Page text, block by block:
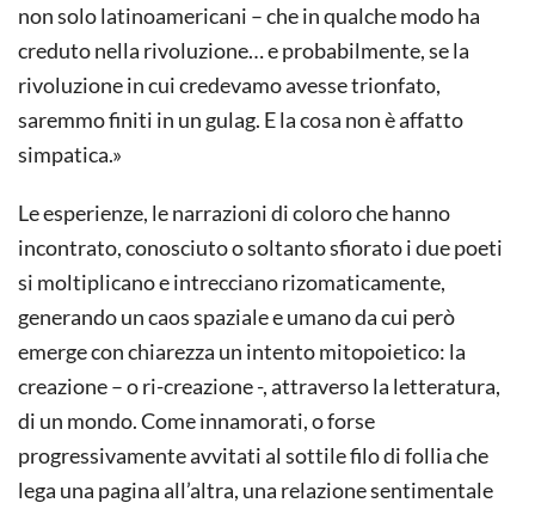
non solo latinoamericani – che in qualche modo ha
creduto nella rivoluzione… e probabilmente, se la
rivoluzione in cui credevamo avesse trionfato,
saremmo finiti in un gulag. E la cosa non è affatto
simpatica.»
Le esperienze, le narrazioni di coloro che hanno
incontrato, conosciuto o soltanto sfiorato i due poeti
si moltiplicano e intrecciano rizomaticamente,
generando un caos spaziale e umano da cui però
emerge con chiarezza un intento mitopoietico: la
creazione – o ri-creazione -, attraverso la letteratura,
di un mondo. Come innamorati, o forse
progressivamente avvitati al sottile filo di follia che
lega una pagina all’altra, una relazione sentimentale